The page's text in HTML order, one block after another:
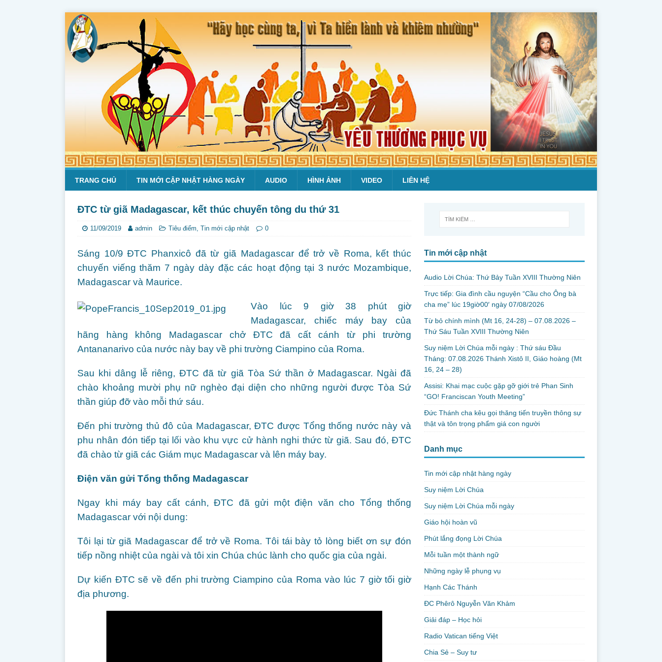
TRANG CHỦ TIN MỚI CẬP NHẬT HÀNG NGÀY AUDIO HÌNH ẢNH VIDEO LIÊN HỆ
ĐTC từ giã Madagascar, kết thúc chuyến tông du thứ 31
11/09/2019 admin Tiêu điểm, Tin mới cập nhật 0
Sáng 10/9 ĐTC Phanxicô đã từ giã Madagascar để trở về Roma, kết thúc
chuyến viếng thăm 7 ngày dày đặc các hoạt động tại 3 nước Mozambique,
Madagascar và Maurice.
Vào lúc 9 giờ 38 phút giờ
Madagascar, chiếc máy bay của
hãng hàng không Madagascar chở ĐTC đã cất cánh từ phi trường
Antananarivo của nước này bay về phi trường Ciampino của Roma.
Sau khi dâng lễ riêng, ĐTC đã từ giã Tòa Sứ thần ở Madagascar. Ngài đã
chào khoảng mười phụ nữ nghèo đại diện cho những người được Tòa Sứ
thần giúp đỡ vào mỗi thứ sáu.
Đến phi trường thủ đô của Madagascar, ĐTC được Tổng thống nước này và
phu nhân đón tiếp tại lối vào khu vực cử hành nghi thức từ giã. Sau đó, ĐTC
đã chào từ giã các Giám mục Madagascar và lên máy bay.
Điện văn gửi Tổng thống Madagascar
Ngay khi máy bay cất cánh, ĐTC đã gửi một điện văn cho Tổng thống
Madagascar với nội dung:
Tôi lại từ giã Madagascar để trở về Roma. Tôi tái bày tỏ lòng biết ơn sự đón
tiếp nồng nhiệt của ngài và tôi xin Chúa chúc lành cho quốc gia của ngài.
Dự kiến ĐTC sẽ về đến phi trường Ciampino của Roma vào lúc 7 giờ tối giờ
địa phương.
Tin mới cập nhật
Audio Lời Chúa: Thứ Bảy Tuần XVIII Thường Niên
Trực tiếp: Gia đình cầu nguyện “Cầu cho Ông bà
cha mẹ” lúc 19giờ00′ ngày 07/08/2026
Từ bỏ chính mình (Mt 16, 24-28) – 07.08.2026 –
Thứ Sáu Tuần XVIII Thường Niên
Suy niệm Lời Chúa mỗi ngày : Thứ sáu Đầu
Tháng: 07.08.2026 Thánh Xistô II, Giáo hoàng (Mt
16, 24 – 28)
Assisi: Khai mạc cuộc gặp gỡ giới trẻ Phan Sinh
“GO! Franciscan Youth Meeting”
Đức Thánh cha kêu gọi thăng tiến truyền thông sự
thật và tôn trọng phẩm giá con người
Danh mục
Tin mới cập nhật hàng ngày
Suy niệm Lời Chúa
Suy niệm Lời Chúa mỗi ngày
Giáo hội hoàn vũ
Phút lắng đọng Lời Chúa
Mỗi tuần một thành ngữ
Những ngày lễ phụng vụ
Hạnh Các Thánh
ĐC Phêrô Nguyễn Văn Khảm
Giải đáp – Học hỏi
Radio Vatican tiếng Việt
Chia Sẻ – Suy tư